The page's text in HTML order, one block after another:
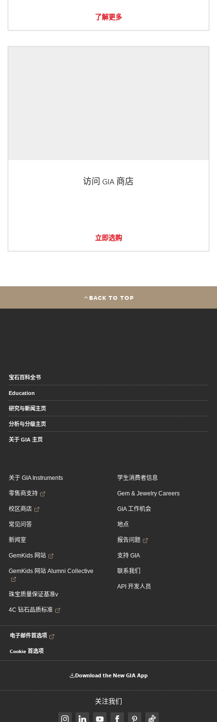
了解更多
访问 GIA 商店
立即选购
BACK TO TOP
宝石百科全书
Education
研究与新闻主页
分析与分级主页
关于 GIA 主页
关于 GIA Instruments
零售商支持
校区商店
常见问答
新闻室
GemKids 网站
GemKids 网站 Alumni Collective
珠宝质量保证基准v
4C 钻石品质标准
学生消费者信息
Gem & Jewelry Careers
GIA 工作机会
地点
报告问题
支持 GIA
联系我们
API 开发人员
电子邮件首选项
Cookie 首选项
Download the New GIA App
关注我们